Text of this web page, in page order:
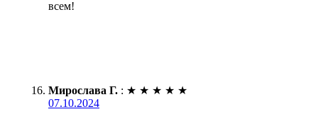
всем!
Мирослава Г. : ★ ★ ★ ★ ★
07.10.2024